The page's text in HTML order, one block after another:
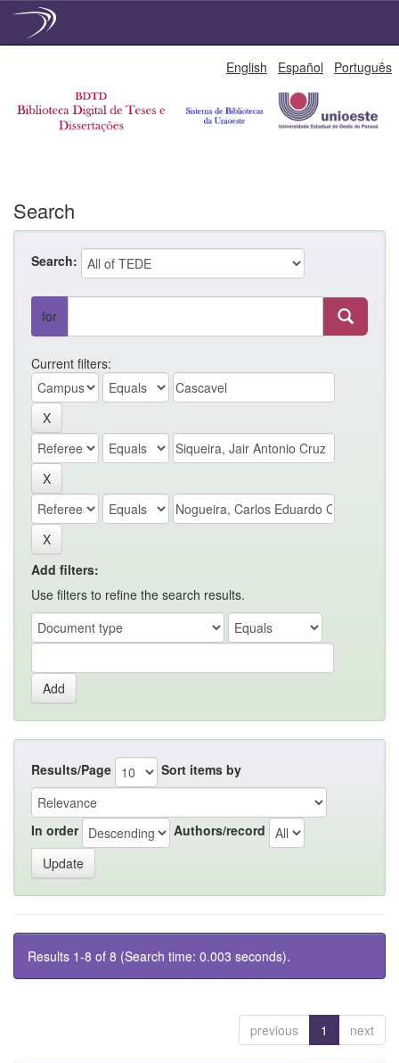
English Español Português
Search
Search:
for
Current filters:
Add filters:
Use filters to refine the search results.
Results/Page Sort items by
In order Authors/record
Results 1-8 of 8 (Search time: 0.003 seconds).
previous 1 next